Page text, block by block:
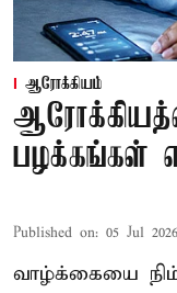
ஆரோக்கியம்
பழக்கங்கள்
Published on: 05 Jul
வாழ்க்கையை